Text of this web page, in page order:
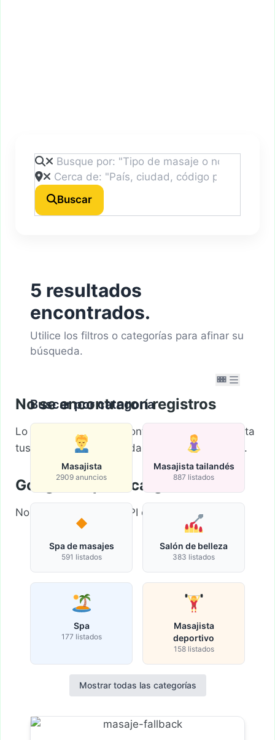
No se encontraron registros
Lo sentimos, no se encontraron registros. Ajusta
tus criterios de búsqueda y vuelva a intentarlo.
Google Map sin cargar
No se pudo cargar la API de Google Maps.
Buscar
5 resultados
encontrados.
Utilice los filtros o categorías para afinar su
búsqueda.
Buscar por categoría
Masajista
2909 anuncios
Masajista tailandés
887 listados
Spa de masajes
591 listados
Salón de belleza
383 listados
Spa
177 listados
Masajista
deportivo
158 listados
Mostrar todas las categorías